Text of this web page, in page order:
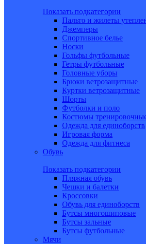
Показать подкатегории
Пальто и жилеты
Джемперы
Спортивное белье
Носки
Гольфы футбольные
Гетры футбольные
Головные уборы
Брюки ветрозащитные
Куртки ветрозащитные
Шорты
Футболки и поло
Костюмы
Одежда для единоборств
Игровая форма
Одежда для фитнеса
Обувь
Показать подкатегории
Пляжная обувь
Чешки и балетки
Кроссовки
Обувь для единоборств
Бутсы многошиповые
Бутсы зальные
Бутсы футбольные
Мячи